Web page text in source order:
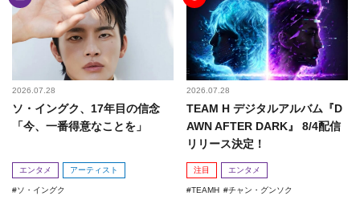
2026.07.28
ソ・イングク、17年目の信念
「今、一番得意なことを」
エンタメ アーティスト
ソ・イングク
2026.07.28
TEAM H デジタルアルバム『D
AWN AFTER DARK』 8/4配信
リリース決定！
注目 エンタメ
TEAMH チャン・グンソク